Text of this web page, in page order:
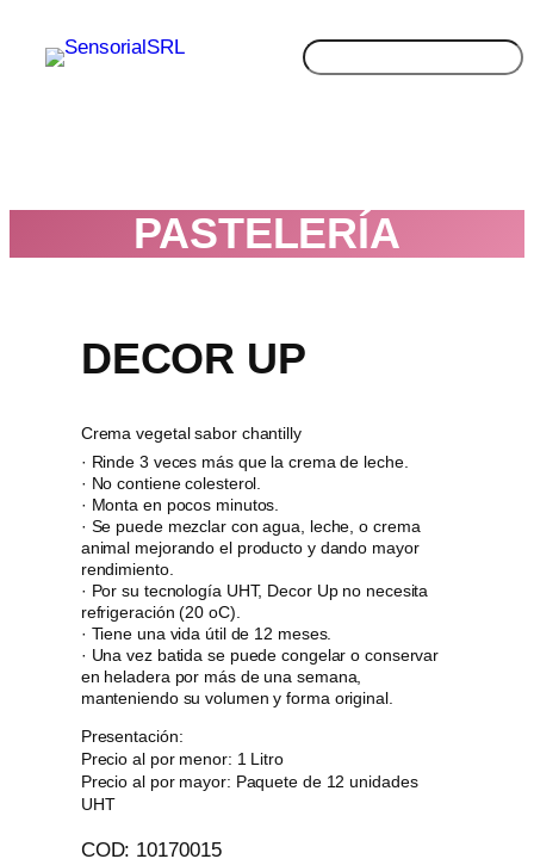
Buscar
PASTELERÍA
DECOR UP
Crema vegetal sabor chantilly
· Rinde 3 veces más que la crema de leche.
· No contiene colesterol.
· Monta en pocos minutos.
· Se puede mezclar con agua, leche, o crema
animal mejorando el producto y dando mayor
rendimiento.
· Por su tecnología UHT, Decor Up no necesita
refrigeración (20 oC).
· Tiene una vida útil de 12 meses.
· Una vez batida se puede congelar o conservar
en heladera por más de una semana,
manteniendo su volumen y forma original.
Presentación:
Precio al por menor: 1 Litro
Precio al por mayor: Paquete de 12 unidades
UHT
COD: 10170015